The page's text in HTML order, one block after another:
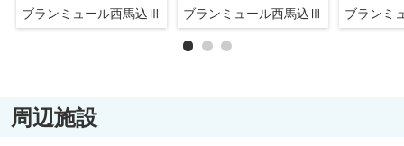
ブランミュール西馬込Ⅲ ブランミュール西馬込Ⅲ ブランミ
周辺施設